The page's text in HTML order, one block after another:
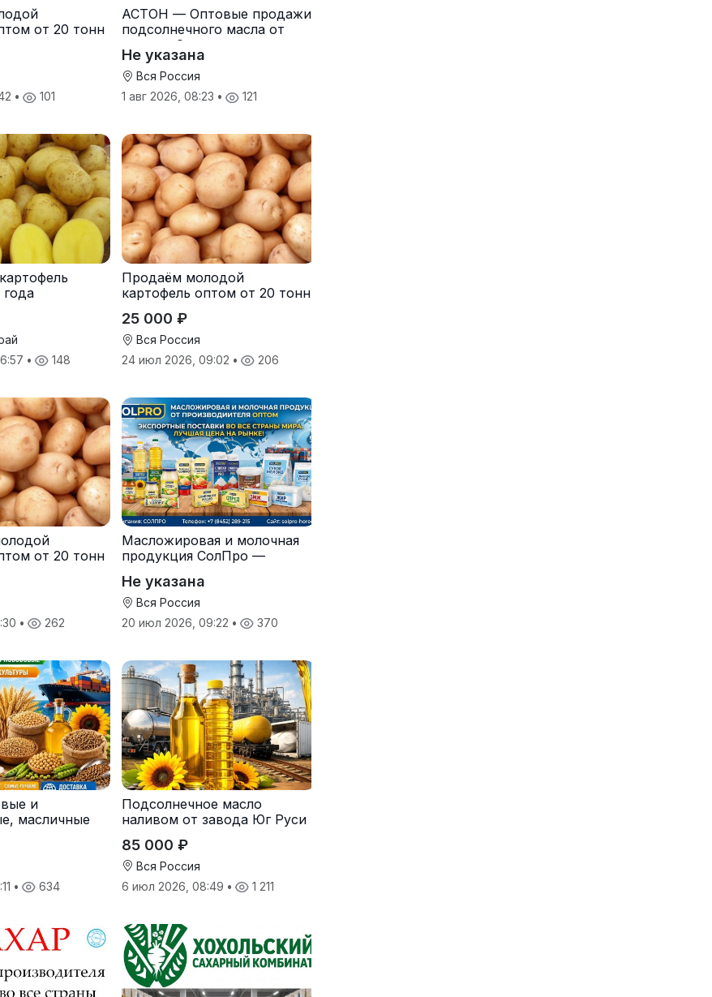
от 20 тонн
• 101
АСТОН — Оптовые продажи
подсолнечного масла от
завода. Экспорт
Не указана
Вся Россия
1 авг 2026, 08:23 • 121
• 148
Продаём молодой
картофель оптом от 20 тонн
25 000 ₽
Вся Россия
24 июл 2026, 09:02 • 206
от 20 тонн
• 262
Масложировая и молочная
продукция СолПро —
Не указана
Вся Россия
20 июл 2026, 09:22 • 370
и
масличные
• 634
Подсолнечное масло
наливом от завода Юг Руси
85 000 ₽
Вся Россия
6 июл 2026, 08:49 • 1 211